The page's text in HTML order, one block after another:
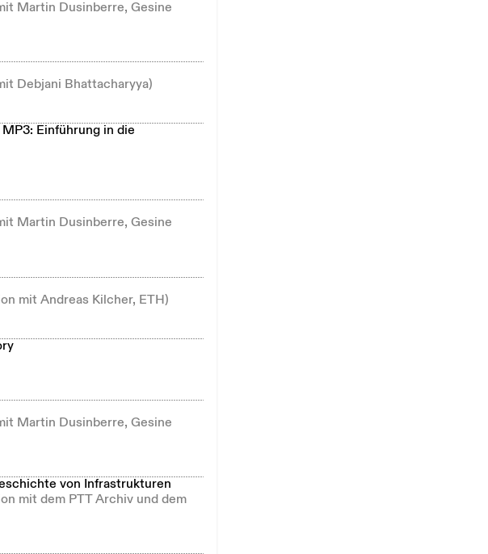
Martin Dusinberre, Gesine
Debjani Bhattacharyya)
Einführung in die
Martin Dusinberre, Gesine
mit Andreas Kilcher, ETH)
Martin Dusinberre, Gesine
von Infrastrukturen
mit dem PTT Archiv und dem